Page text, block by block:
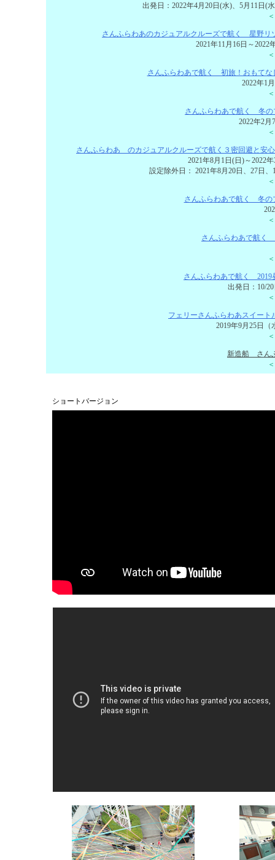
出発日：2022年4月20日(水)、5月11日(
さんふらわあのカジュアルクルーズで航く 星野
2021年11月16日～
さんふらわあで航く 初旅！おもて
2022年1
さんふらわあで航く 冬
2022年2月
さんふらわあ のカジュアルクルーズで航く３密回避と
2021年8月1日(日)～2022
設定除外日： 2021年8月20日、27日
さんふらわあで航く 冬の
さんふらわあで航く
さんふらわあで航く 2019
出発日：10/
フェリーさんふらわあスイー
2019年9月25日（
新造船 さん
ショートバージョン